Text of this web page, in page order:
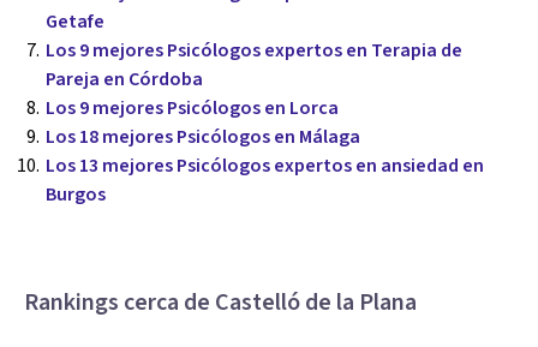
Getafe
Los 9 mejores Psicólogos expertos en Terapia de
Pareja en Córdoba
Los 9 mejores Psicólogos en Lorca
Los 18 mejores Psicólogos en Málaga
Los 13 mejores Psicólogos expertos en ansiedad en
Burgos
Rankings cerca de Castelló de la Plana